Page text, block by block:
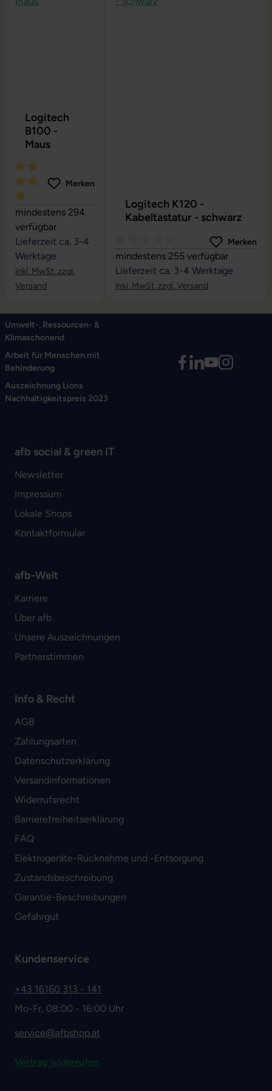
Logitech
B100 -
Maus
Durchschnittliche Bewertung von 5 von 5 Sternen
Merken
mindestens 294
verfügbar
Lieferzeit ca. 3-4
Werktage
inkl. MwSt. zzgl.
Versand
Logitech K120 -
Kabeltastatur - schwarz
Durchschnittliche Bewertung von 0
Merken
mindestens 255 verfügbar
Lieferzeit ca. 3-4 Werktage
inkl. MwSt. zzgl. Versand
Umwelt-, Ressourcen- &
Klimaschonend
Arbeit für Menschen mit
Behinderung
Auszeichnung Lions
Nachhaltigkeitspreis 2023
afb social & green IT
Newsletter
Impressum
Lokale Shops
Kontaktformular
afb-Welt
Karriere
Über afb
Unsere Auszeichnungen
Partnerstimmen
Info & Recht
AGB
Zahlungsarten
Datenschutzerklärung
Versandinformationen
Widerrufsrecht
Barrierefreiheitserklärung
FAQ
Elektrogeräte-Rücknahme und -Entsorgung
Zustandsbeschreibung
Garantie-Beschreibungen
Gefahrgut
Kundenservice
+43 16160 313 - 141
Mo-Fr, 08:00 - 16:00 Uhr
service@afbshop.at
Vertrag widerrufen